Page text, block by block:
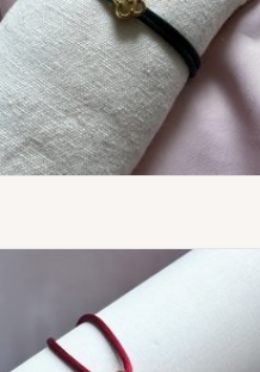
3 Color Ring Small Special Edition
ADD TO CART